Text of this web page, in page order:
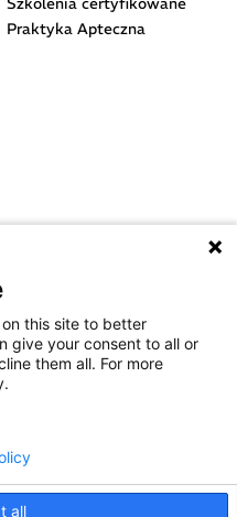
Praktyka Apteczna
this site to better
give your consent to all or
them all. For more
all